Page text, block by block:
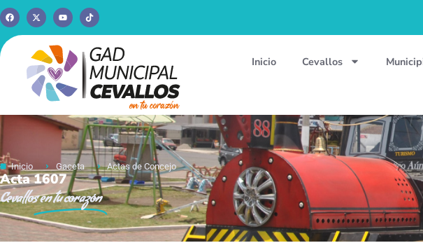
Inicio Cevallos
Inicio Gaceta Actas de Concejo
Acta 1607
Cevallosen tu corazón